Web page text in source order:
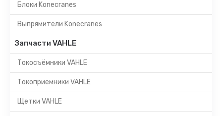
Блоки Konecranes
Выпрямители Konecranes
Запчасти VAHLE
Токосъёмники VAHLE
Токоприемники VAHLE
Щетки VAHLE